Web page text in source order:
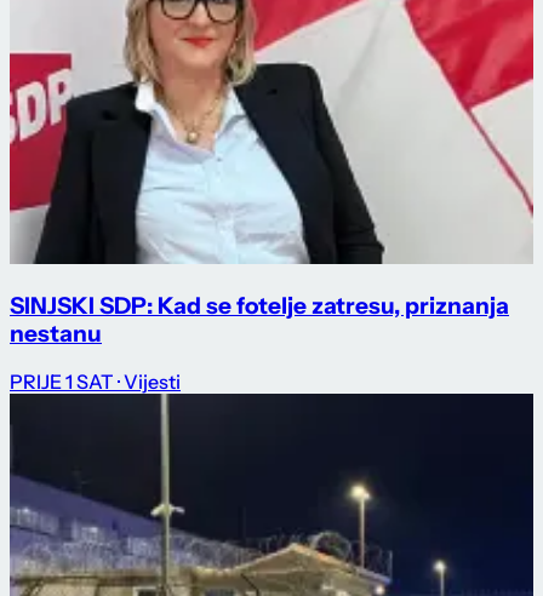
SINJSKI SDP: Kad se fotelje zatresu, priznanja
nestanu
PRIJE 1 SAT · Vijesti